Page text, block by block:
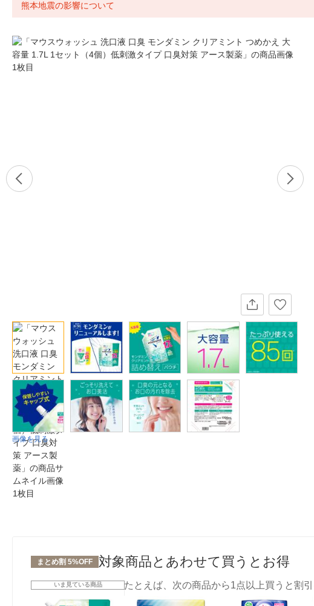
熊本地震の影響について
画像を見る
まとめ割 5%OFF 対象商品とあわせて買うとお得
いま見ている商品 たとえば、次の商品から1点以上買うと割